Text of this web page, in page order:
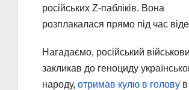
російських Z-пабліків. Вона
розплакалася прямо під час
Нагадаємо, російський
закликав до геноциду
народу, отримав кулю в голову